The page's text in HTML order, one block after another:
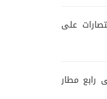
على
رابع مطار